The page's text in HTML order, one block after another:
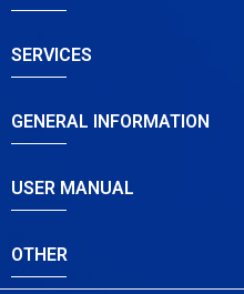
SERVICES
GENERAL INFORMATION
USER MANUAL
OTHER